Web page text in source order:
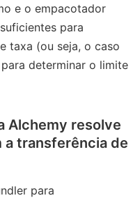
e o empacotador
para
taxa (ou seja, o caso
determinar o limite
Alchemy resolve
a transferência de
para